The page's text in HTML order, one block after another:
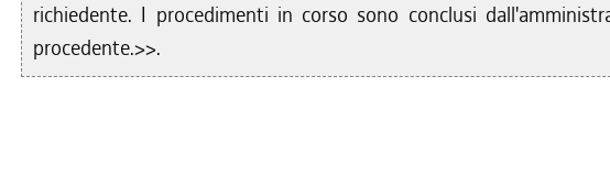
richiedente. I procedimenti in corso sono conclusi
procedente.>>.